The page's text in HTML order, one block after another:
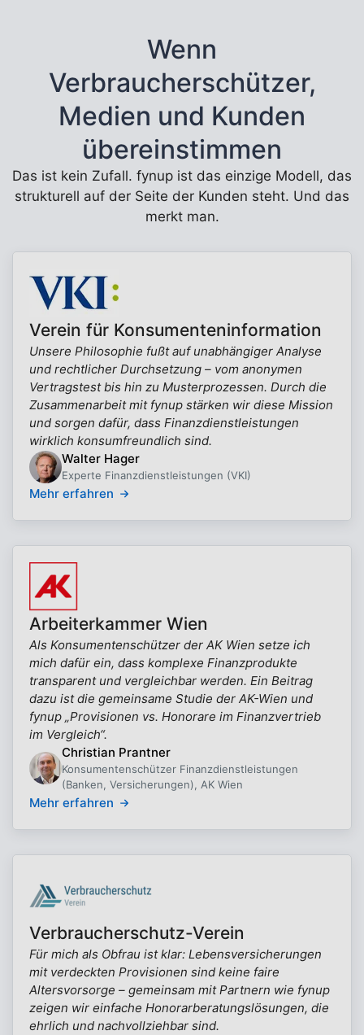
Wenn
Verbraucherschützer,
Medien und Kunden
übereinstimmen
Das ist kein Zufall. fynup ist das einzige Modell, das
strukturell auf der Seite der Kunden steht. Und das
merkt man.
Verein für Konsumenteninformation
Unsere Philosophie fußt auf unabhängiger Analyse
und rechtlicher Durchsetzung – vom anonymen
Vertragstest bis hin zu Musterprozessen. Durch die
Zusammenarbeit mit fynup stärken wir diese Mission
und sorgen dafür, dass Finanzdienstleistungen
wirklich konsumfreundlich sind.
Walter Hager
Experte Finanzdienstleistungen (VKI)
Mehr erfahren
Arbeiterkammer Wien
Als Konsumentenschützer der AK Wien setze ich
mich dafür ein, dass komplexe Finanzprodukte
transparent und vergleichbar werden. Ein Beitrag
dazu ist die gemeinsame Studie der AK-Wien und
fynup „Provisionen vs. Honorare im Finanzvertrieb
im Vergleich“.
Christian Prantner
Konsumentenschützer Finanzdienstleistungen
(Banken, Versicherungen), AK Wien
Mehr erfahren
Verbraucherschutz-Verein
Für mich als Obfrau ist klar: Lebensversicherungen
mit verdeckten Provisionen sind keine faire
Altersvorsorge – gemeinsam mit Partnern wie fynup
zeigen wir einfache Honorarberatungslösungen, die
ehrlich und nachvollziehbar sind.